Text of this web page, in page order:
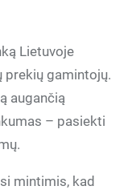
Lietuvoje
prekių gamintojų.
augančią
– pasiekti
mintimis, kad